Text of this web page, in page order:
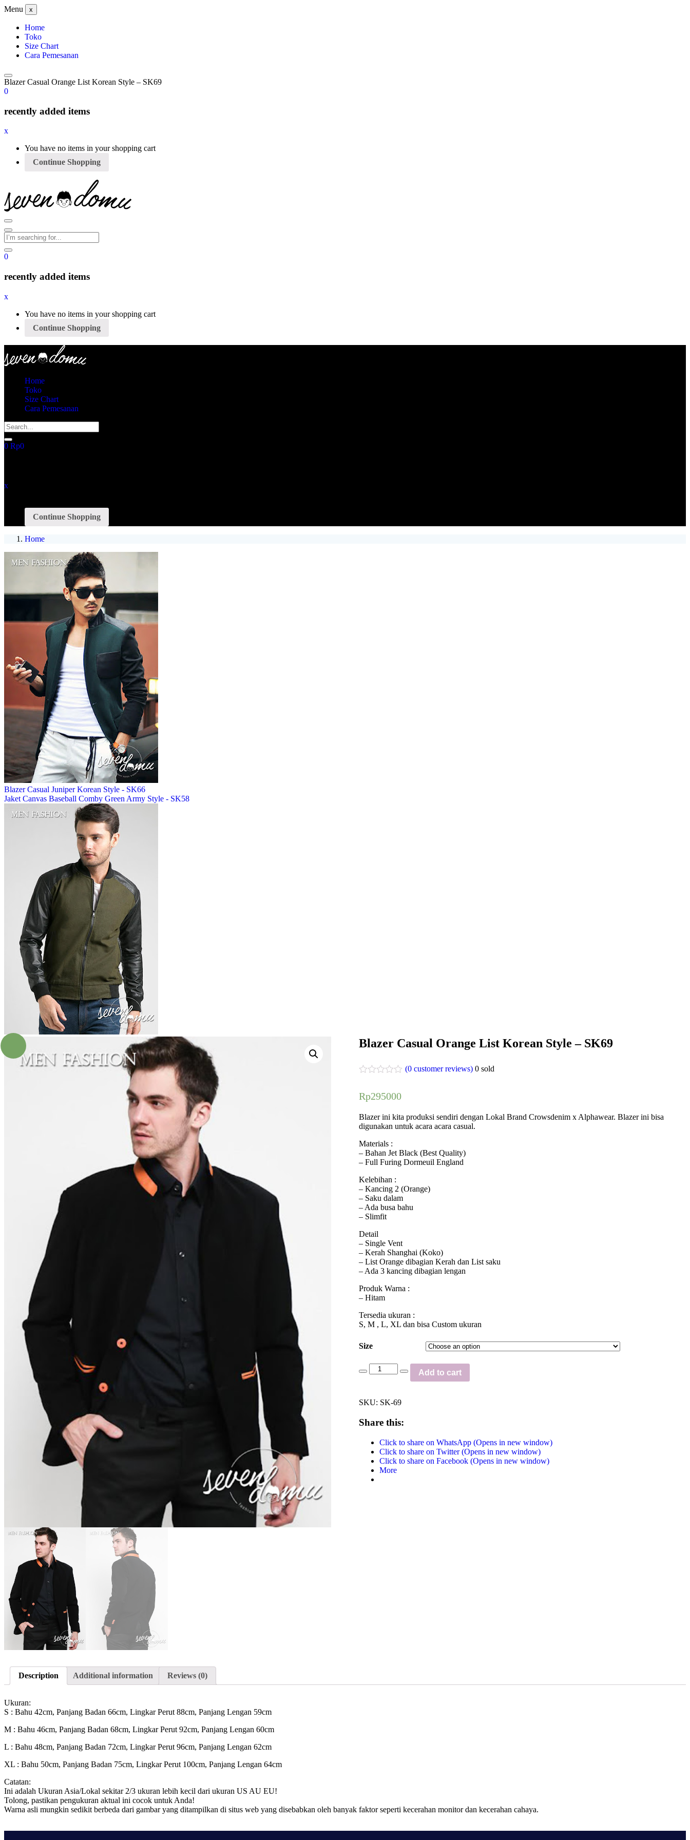
Menu x
Home
Toko
Size Chart
Cara Pemesanan
Blazer Casual Orange List Korean Style – SK69
0
recently added items
x
You have no items in your shopping cart
Continue Shopping
0
recently added items
x
You have no items in your shopping cart
Continue Shopping
Home
Toko
Size Chart
Cara Pemesanan
0 Rp0
x
Continue Shopping
Home
Blazer Casual Juniper Korean Style - SK66
Jaket Canvas Baseball Comby Green Army Style - SK58
Blazer Casual Orange List Korean Style – SK69
(0customer reviews) 0 sold
Rp295000
Blazer ini kita produksi sendiri dengan Lokal Brand Crowsdenim x Alphawear. Blazer ini bisa
digunakan untuk acara acara casual.
Materials :
– Bahan Jet Black (Best Quality)
– Full Furing Dormeuil England
Kelebihan :
– Kancing 2 (Orange)
– Saku dalam
– Ada busa bahu
– Slimfit
Detail
– Single Vent
– Kerah Shanghai (Koko)
– List Orange dibagian Kerah dan List saku
– Ada 3 kancing dibagian lengan
Produk Warna :
– Hitam
Tersedia ukuran :
S, M , L, XL dan bisa Custom ukuran
Size
Add to cart
SKU: SK-69
Share this:
Click to share on WhatsApp (Opens in new window)
Click to share on Twitter (Opens in new window)
Click to share on Facebook (Opens in new window)
More
Description Additional information Reviews (0)
Ukuran:
S : Bahu 42cm, Panjang Badan 66cm, Lingkar Perut 88cm, Panjang Lengan 59cm
M : Bahu 46cm, Panjang Badan 68cm, Lingkar Perut 92cm, Panjang Lengan 60cm
L : Bahu 48cm, Panjang Badan 72cm, Lingkar Perut 96cm, Panjang Lengan 62cm
XL : Bahu 50cm, Panjang Badan 75cm, Lingkar Perut 100cm, Panjang Lengan 64cm
Catatan:
Ini adalah Ukuran Asia/Lokal sekitar 2/3 ukuran lebih kecil dari ukuran US AU EU!
Tolong, pastikan pengukuran aktual ini cocok untuk Anda!
Warna asli mungkin sedikit berbeda dari gambar yang ditampilkan di situs web yang disebabkan oleh banyak faktor seperti kecerahan monitor dan kecerahan cahaya.